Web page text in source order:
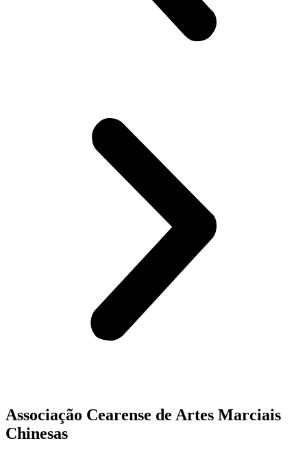
Associação Cearense de Artes Marciais
Chinesas